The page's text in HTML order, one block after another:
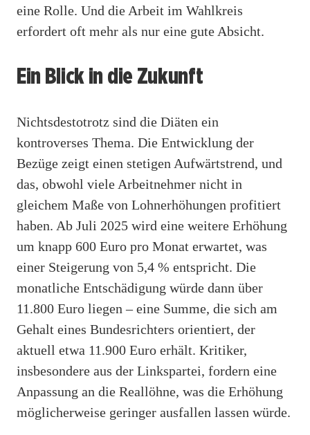
eine Rolle. Und die Arbeit im Wahlkreis
erfordert oft mehr als nur eine gute Absicht.
Ein Blick in die Zukunft
Nichtsdestotrotz sind die Diäten ein
kontroverses Thema. Die Entwicklung der
Bezüge zeigt einen stetigen Aufwärtstrend, und
das, obwohl viele Arbeitnehmer nicht in
gleichem Maße von Lohnerhöhungen profitiert
haben. Ab Juli 2025 wird eine weitere Erhöhung
um knapp 600 Euro pro Monat erwartet, was
einer Steigerung von 5,4 % entspricht. Die
monatliche Entschädigung würde dann über
11.800 Euro liegen – eine Summe, die sich am
Gehalt eines Bundesrichters orientiert, der
aktuell etwa 11.900 Euro erhält. Kritiker,
insbesondere aus der Linkspartei, fordern eine
Anpassung an die Reallöhne, was die Erhöhung
möglicherweise geringer ausfallen lassen würde.